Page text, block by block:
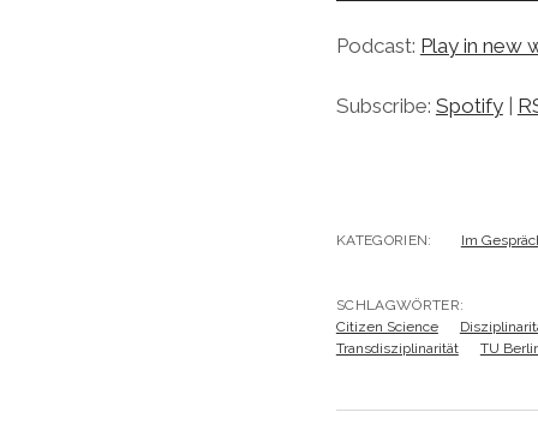
Podcast: Play in new
Subscribe: Spotify|
KATEGORIEN: Im
SCHLAGWÖRTER:
Citizen Science
Transdisziplinarität
TU